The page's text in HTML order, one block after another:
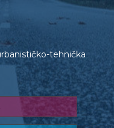
tehnička